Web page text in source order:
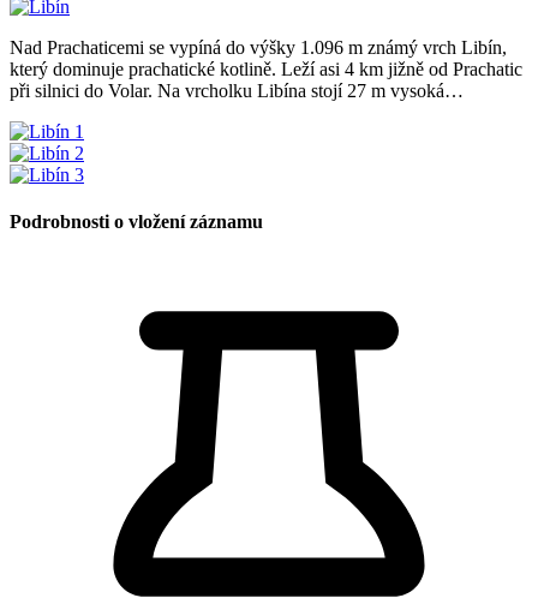
Nad Prachaticemi se vypíná do výšky 1.096 m známý vrch Libín,
který dominuje prachatické kotlině. Leží asi 4 km jižně od Prachatic
při silnici do Volar. Na vrcholku Libína stojí 27 m vysoká…
Podrobnosti o vložení záznamu